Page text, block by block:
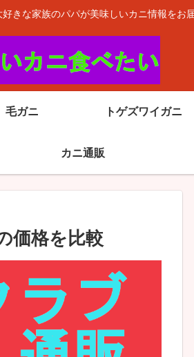
きな家族のパパが美味しいカニ情報をお
毛ガニ トゲズワイガニ
カニ通販
価格を比較